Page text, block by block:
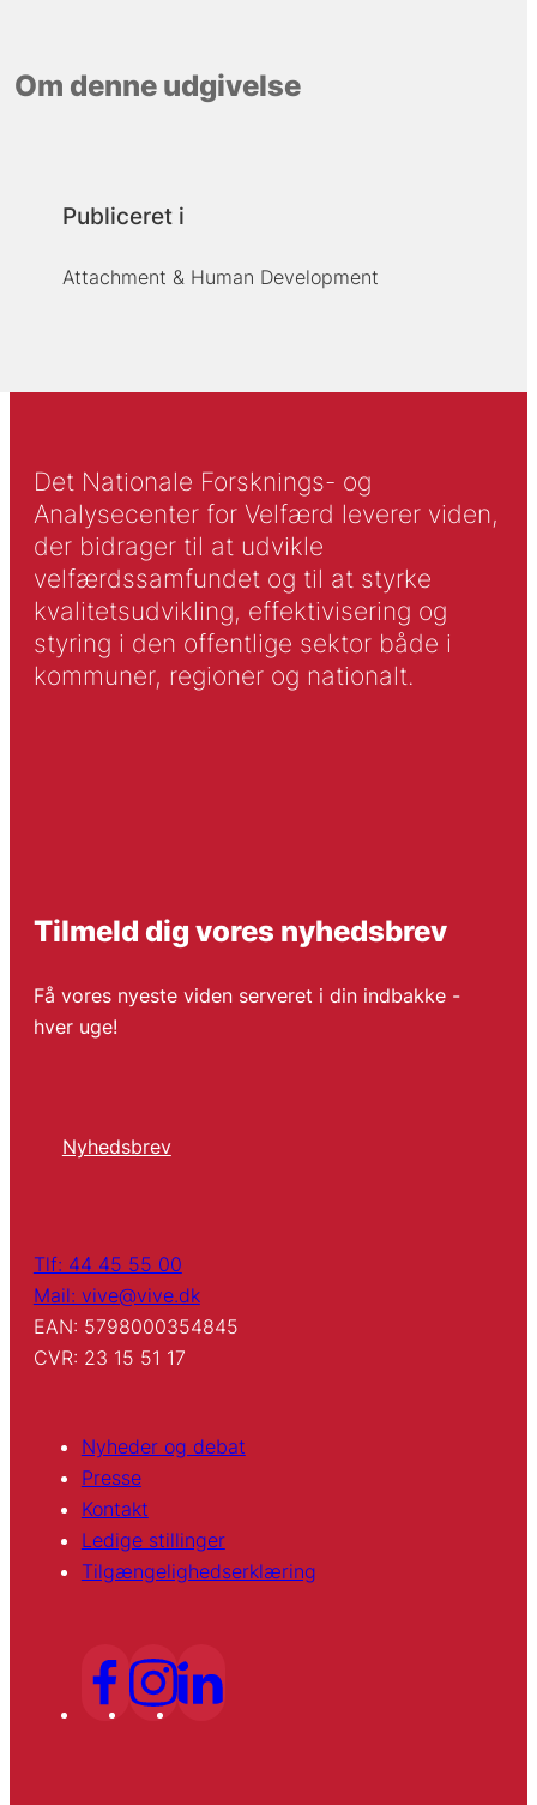
Om denne udgivelse
Publiceret i
Attachment & Human Development
Det Nationale Forsknings- og
Analysecenter for Velfærd leverer viden,
der bidrager til at udvikle
velfærdssamfundet og til at styrke
kvalitetsudvikling, effektivisering og
styring i den offentlige sektor både i
kommuner, regioner og nationalt.
Tilmeld dig vores nyhedsbrev
Få vores nyeste viden serveret i din indbakke -
hver uge!
Nyhedsbrev
Tlf: 44 45 55 00
Mail: vive@vive.dk
EAN: 5798000354845
CVR: 23 15 51 17
Nyheder og debat
Presse
Kontakt
Ledige stillinger
Tilgængelighedserklæring